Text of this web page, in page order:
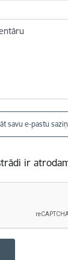
savu e-pastu
ir